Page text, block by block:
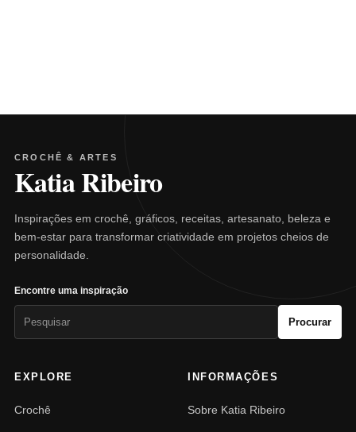
CROCHÊ & ARTES
Katia Ribeiro
Inspirações em crochê, gráficos, receitas, artesanato, beleza e
bem-estar para transformar criatividade em projetos cheios de
personalidade.
Encontre uma inspiração
Procurar
EXPLORE
Crochê
INFORMAÇÕES
Sobre Katia Ribeiro